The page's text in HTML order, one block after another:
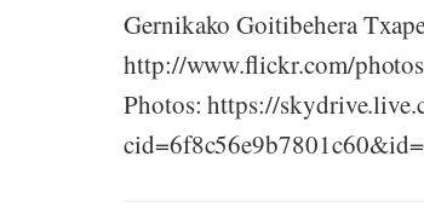
Gernikako Goitibehera
http://www.flickr.com/
Photos: https://